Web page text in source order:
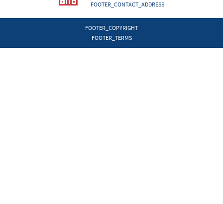
FOOTER_CONTACT_ADDRESS
FOOTER_COPYRIGHT
FOOTER_TERMS